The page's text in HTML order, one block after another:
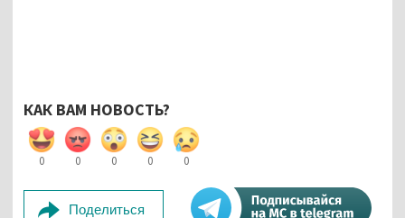
КАК ВАМ НОВОСТЬ?
0 0 0 0 0
Поделиться